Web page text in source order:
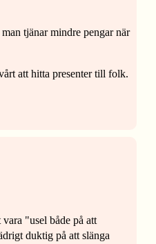
tjänar mindre pengar när
att hitta presenter till folk.
"usel både på att
duktig på att slänga